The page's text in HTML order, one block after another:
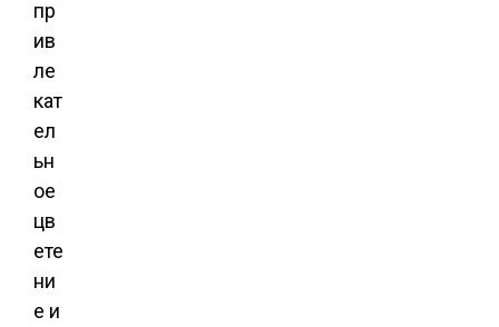
пр
ив
ле
кат
ел
ьн
ое
цв
ете
ни
е и